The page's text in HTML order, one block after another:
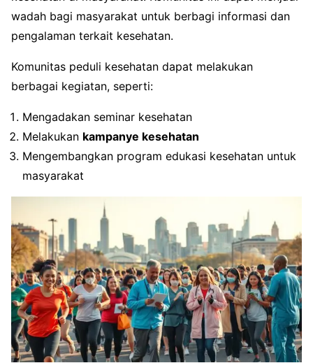
wadah bagi masyarakat untuk berbagi informasi dan
pengalaman terkait kesehatan.
Komunitas peduli kesehatan dapat melakukan
berbagai kegiatan, seperti:
Mengadakan seminar kesehatan
Melakukan kampanye kesehatan
Mengembangkan program edukasi kesehatan untuk
masyarakat